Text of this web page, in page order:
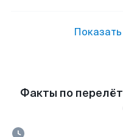
Факты по